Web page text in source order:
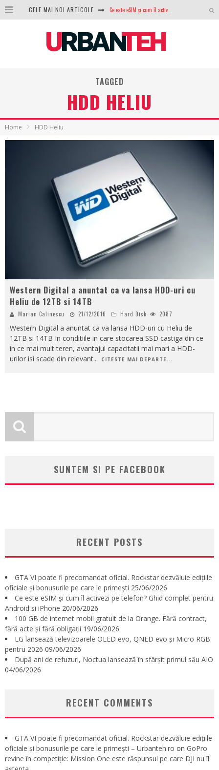
CELE MAI NOI ARTICOLE
NVIDIA avertizează: memoria RAM și SSD-urile ar putea deveni și mai scumpe în perioada următoare
GTA VI poate fi precomandat oficial. Rockstar dezvăluie edițiile oficiale și bonusurile pe care le primești
TAGGED
HDD HELIU
Home HDD Heliu
Western Digital a anuntat ca va lansa HDD-uri cu
Heliu de 12TB si 14TB
Marian Calinescu 21/12/2016 Hard Disk 2087
Western Digital a anuntat ca va lansa HDD-uri cu Heliu de
12TB si 14TB In conditiile in care stocarea SSD castiga din ce
in ce mai mult teren, avantajul capacitatii mai mari a HDD-
urilor isi scade din relevant... CITESTE MAI DEPARTE...
SUNTEM SI PE FACEBOOK
RECENT POSTS
GTA VI poate fi precomandat oficial. Rockstar dezvăluie edițiile
oficiale și bonusurile pe care le primești 25/06/2026
Ce este eSIM și cum îl activezi pe telefon? Ghid complet pentru
Android și iPhone 20/06/2026
100 GB de internet mobil gratuit de la Orange. Fără contract,
fără acte și fără obligații 19/06/2026
LG lansează televizoarele OLED evo, QNED evo și Micro RGB
pentru 2026 09/06/2026
După ani de refuzuri, Noctua lansează în sfârșit primul său AIO
04/06/2026
RECENT COMMENTS
GTA VI poate fi precomandat oficial. Rockstar dezvăluie edițiile
oficiale și bonusurile pe care le primești – Urbanteh.ro on GoPro
revine în competiție: Mission One este răspunsul pe care DJI nu îl